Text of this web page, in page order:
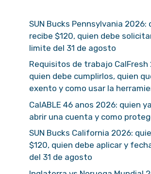
SUN Bucks Pennsylvania 2026:
recibe $120, quien debe
limite del 31 de agosto
Requisitos de trabajo CalFresh
quien debe cumplirlos, quien
exento y como usar la
CalABLE 46 anos 2026: quien
abrir una cuenta y como
SUN Bucks California 2026:
$120, quien debe aplicar y
del 31 de agosto